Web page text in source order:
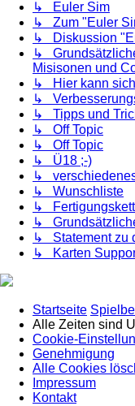
↳ Euler Sim
↳ Zum "Euler
↳ Diskussion
↳
Misisonen und
↳ Hier kann
↳
↳ Tipps und
↳ Off Topic
↳ Off Topic
↳ Ü18 ;-)
↳
↳ Wunschliste
↳
↳
↳ Statement zu
↳ Karten
Startseite
Alle Zeiten sind
Cookie-
Genehmigung
Alle Cookies
Impressum
Kontakt